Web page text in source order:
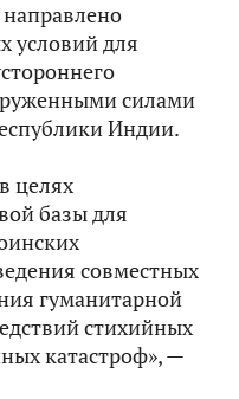
условий для
силами
Индии.
целях
базы для
совместных
гуманитарной
стихийных
катастроф», —